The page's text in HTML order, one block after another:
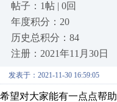
帖子：1帖 | 0回
年度积分：20
历史总积分：84
注册：2021年11月30日
发表于：2021-11-30 16:59:05
希望对大家能有一点点帮助